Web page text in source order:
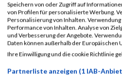
Speichern von oder Zugriff auf
von Profilen für personalisierte Werbung.
Personalisierung von Inhalten.
Performance von Inhalten. Analyse von
und Verbesserung der Angebote.
Daten können außerhalb der Europäischen
Ihre Einwilligung und die cookie Richtlinie
Partnerliste anzeigen (1 IAB-